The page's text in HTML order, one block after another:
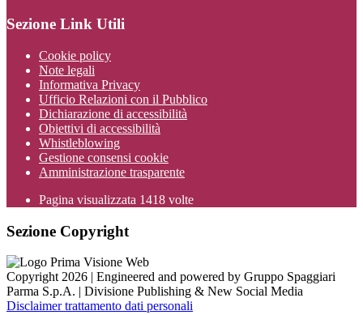
Sezione Link Utili
Cookie policy
Note legali
Informativa Privacy
Ufficio Relazioni con il Pubblico
Dichiarazione di accessibilità
Obiettivi di accessibilità
Whistleblowing
Gestione consensi cookie
Amministrazione trasparente
Pagina visualizzata 1418 volte
Sezione Copyright
Copyright 2026 | Engineered and powered by Gruppo Spaggiari
Parma S.p.A. | Divisione Publishing & New Social Media
Disclaimer trattamento dati personali